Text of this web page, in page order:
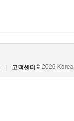
고객센터© 2026